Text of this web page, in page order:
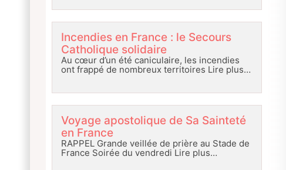
Incendies en France : le Secours
Catholique solidaire
Au cœur d’un été caniculaire, les incendies
ont frappé de nombreux territoires Lire plus…
Voyage apostolique de Sa Sainteté
en France
RAPPEL Grande veillée de prière au Stade de
France Soirée du vendredi Lire plus…